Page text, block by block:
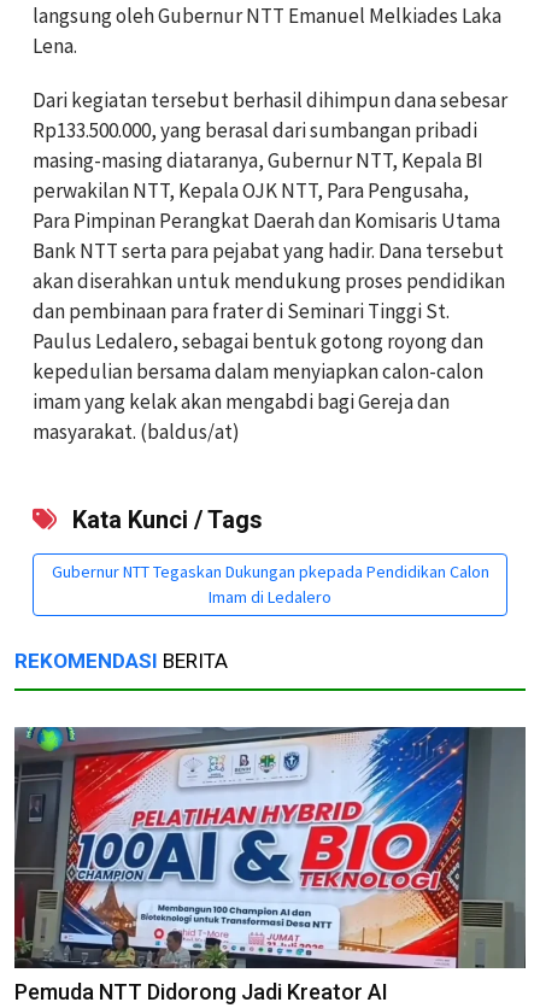
langsung oleh Gubernur NTT Emanuel Melkiades Laka
Lena.
Dari kegiatan tersebut berhasil dihimpun dana sebesar
Rp133.500.000, yang berasal dari sumbangan pribadi
masing-masing diataranya, Gubernur NTT, Kepala BI
perwakilan NTT, Kepala OJK NTT, Para Pengusaha,
Para Pimpinan Perangkat Daerah dan Komisaris Utama
Bank NTT serta para pejabat yang hadir. Dana tersebut
akan diserahkan untuk mendukung proses pendidikan
dan pembinaan para frater di Seminari Tinggi St.
Paulus Ledalero, sebagai bentuk gotong royong dan
kepedulian bersama dalam menyiapkan calon-calon
imam yang kelak akan mengabdi bagi Gereja dan
masyarakat. (baldus/at)
Kata Kunci / Tags
Gubernur NTT Tegaskan Dukungan pkepada Pendidikan Calon
Imam di Ledalero
REKOMENDASI BERITA
Pemuda NTT Didorong Jadi Kreator AI